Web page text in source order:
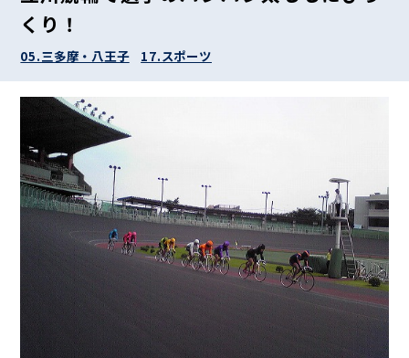
くり！
05.三多摩・八王子 17.スポーツ